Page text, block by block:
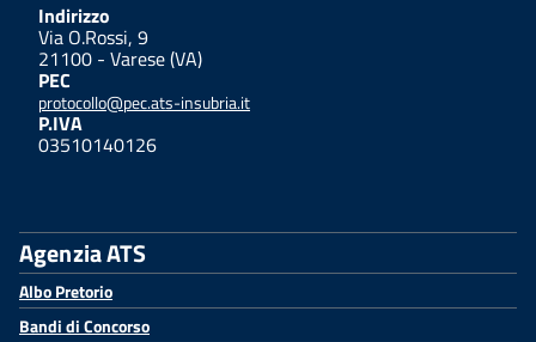
Indirizzo
Via O.Rossi, 9
21100 - Varese (VA)
PEC
protocollo@pec.ats-insubria.it
P.IVA
03510140126
Agenzia ATS
Albo Pretorio
Bandi di Concorso